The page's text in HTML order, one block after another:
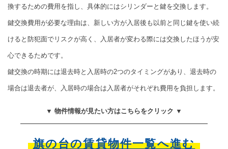
換するための費用を指し、具体的にはシリンダーと鍵を交換します。
鍵交換費用が必要な理由は、新しい方が入居後も以前と同じ鍵を使い続
けると防犯面でリスクが高く、入居者が変わる際には交換したほうが安
心できるためです。
鍵交換の時期には退去時と入居時の2つのタイミングがあり、退去時の
場合は退去者が、入居時の場合は入居者がそれぞれ費用を負担します。
▼ 物件情報が見たい方はこちらをクリック ▼
旗の台の賃貸物件一覧へ進む